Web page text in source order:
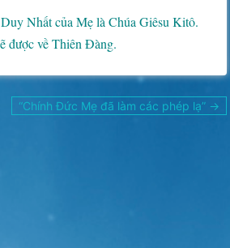
Nhất của Mẹ là Chúa Giêsu Kitô.
được về Thiên Đàng.
“Chính Đức Mẹ đã làm các phép lạ” →